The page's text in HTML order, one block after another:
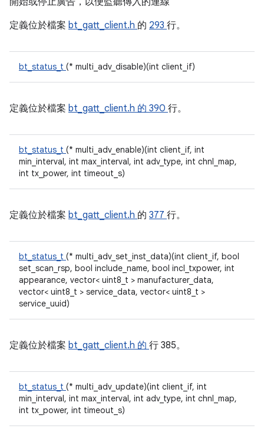
定義位於檔案 bt_gatt_client.h 的 293 行。
bt_status_t (* multi_adv_disable)(int client_if)
定義位於檔案 bt_gatt_client.h 的 390 行。
bt_status_t (* multi_adv_enable)(int client_if, int
min_interval, int max_interval, int adv_type, int chnl_map,
int tx_power, int timeout_s)
定義位於檔案 bt_gatt_client.h 的 377 行。
bt_status_t (* multi_adv_set_inst_data)(int client_if, bool
set_scan_rsp, bool include_name, bool incl_txpower, int
appearance, vector< uint8_t > manufacturer_data,
vector< uint8_t > service_data, vector< uint8_t >
service_uuid)
定義位於檔案 bt_gatt_client.h 的 行 385。
bt_status_t (* multi_adv_update)(int client_if, int
min_interval, int max_interval, int adv_type, int chnl_map,
int tx_power, int timeout_s)